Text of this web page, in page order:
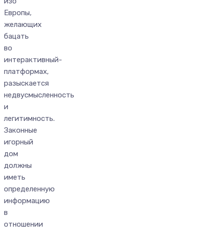
Европы,
желающих
бацать
во
интерактивный-
платформах,
разыскается
недвусмысленность
и
легитимность.
Законные
игорный
дом
должны
иметь
определенную
информацию
в
отношении